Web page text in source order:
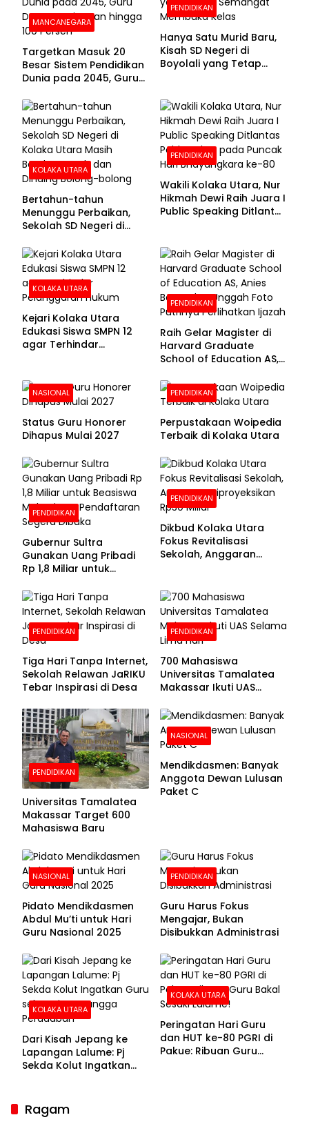
MANCANEGARA
Targetkan Masuk 20
Besar Sistem Pendidikan
Dunia pada 2045, Guru
100 Persen
PENDIDIKAN
Hanya Satu Murid Baru,
Kisah SD Negeri di
Boyolali yang Tetap
KOLAKA UTARA
Bertahun-tahun
Menunggu Perbaikan,
Sekolah SD Negeri di
Beralas Tanah dan
Dinding Bolong-bolong
PENDIDIKAN
Wakili Kolaka Utara, Nur
Hikmah Dewi Raih Juara I
Public Speaking Ditlantas
Bhayangkara ke-80
KOLAKA UTARA
Kejari Kolaka Utara
Edukasi Siswa SMPN 12
agar Terhindar
PENDIDIKAN
Raih Gelar Magister di
Harvard Graduate
School of Education AS,
Foto Putrinya Perlihatkan
Ijazah
NASIONAL
Status Guru Honorer
Dihapus Mulai 2027
PENDIDIKAN
Perpustakaan Woipedia
Terbaik di Kolaka Utara
PENDIDIKAN
Gubernur Sultra
Gunakan Uang Pribadi
Rp 1,8 Miliar untuk
Pendaftaran Segera
Dibuka
PENDIDIKAN
Dikbud Kolaka Utara
Fokus Revitalisasi
Sekolah, Anggaran
PENDIDIKAN
Tiga Hari Tanpa Internet,
Sekolah Relawan JaRIKU
Tebar Inspirasi di Desa
PENDIDIKAN
700 Mahasiswa
Universitas Tamalatea
Makassar Ikuti UAS
PENDIDIKAN
Universitas Tamalatea
Makassar Target 600
Mahasiswa Baru
NASIONAL
Mendikdasmen: Banyak
Anggota Dewan Lulusan
Paket C
NASIONAL
Pidato Mendikdasmen
Abdul Mu’ti untuk Hari
Guru Nasional 2025
PENDIDIKAN
Guru Harus Fokus
Mengajar, Bukan
Disibukkan Administrasi
KOLAKA UTARA
Dari Kisah Jepang ke
Lapangan Lalume: Pj
Sekda Kolut Ingatkan
KOLAKA UTARA
Peringatan Hari Guru
dan HUT ke-80 PGRI di
Pakue: Ribuan Guru
Ragam
Sekda Kolaka Utara Hadiri RUPSLB BPR Bahteramas,